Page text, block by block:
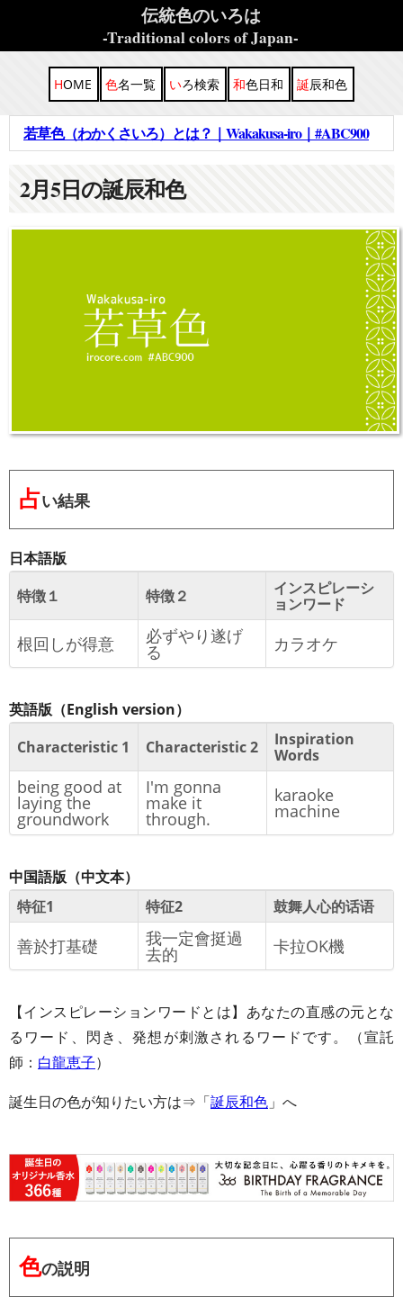
伝統色のいろは
-Traditional colors of Japan-
HOME 色名一覧 いろ検索 和色日和 誕辰和色
若草色（わかくさいろ）とは？｜Wakakusa-iro｜#ABC900
2月5日の誕辰和色
占い結果
日本語版
特徴１
特徴２
インスピレーシ
ョンワード
根回しが得意 必ずやり遂げ
る カラオケ
英語版（English version）
Characteristic 1
Characteristic 2
Inspiration
Words
being good at
laying the
groundwork
I'm gonna
make it
through.
karaoke
machine
中国語版（中文本）
特征1
特征2 鼓舞人心的话语
善於打基礎 我一定會挺過
去的 卡拉OK機
【インスピレーションワードとは】あなたの直感の元とな
るワード、閃き、発想が刺激されるワードです。（宣託
師： 白龍恵子）
誕生日の色が知りたい方は⇒「誕辰和色 」へ
色の説明